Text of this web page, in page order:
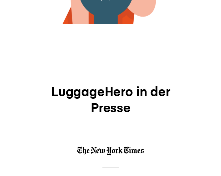
LuggageHero in der
Presse